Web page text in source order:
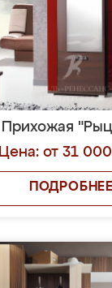
Прихожая
Цена: от 31
ПОДРОБНЕЕ